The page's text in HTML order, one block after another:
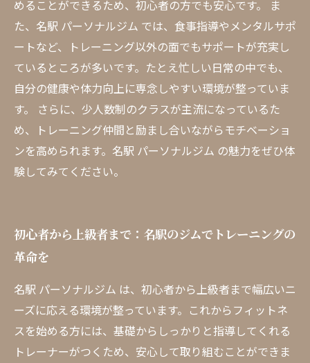
しよう
めることができるため、初心者の方でも安心です。 ま
た、名駅 パーソナルジム では、食事指導やメンタルサポ
ートなど、トレーニング以外の面でもサポートが充実し
ているところが多いです。たとえ忙しい日常の中でも、
自分の健康や体力向上に専念しやすい環境が整っていま
す。 さらに、少人数制のクラスが主流になっているた
め、トレーニング仲間と励まし合いながらモチベーショ
ンを高められます。名駅 パーソナルジム の魅力をぜひ体
験してみてください。
初心者から上級者まで：名駅のジムでトレーニングの
革命を
名駅 パーソナルジム は、初心者から上級者まで幅広いニ
ーズに応える環境が整っています。これからフィットネ
スを始める方には、基礎からしっかりと指導してくれる
トレーナーがつくため、安心して取り組むことができま